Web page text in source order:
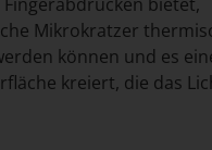
Mikrokratzer
können und es
kreiert, die das